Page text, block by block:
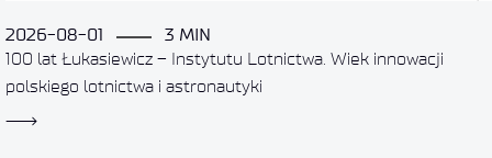
2026-08-01
3 MIN
100 lat Łukasiewicz – Instytutu Lotnictwa. Wiek innowacji
polskiego lotnictwa i astronautyki